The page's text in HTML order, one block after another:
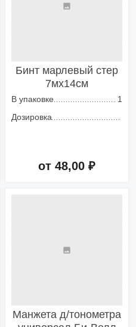
Бинт марлевый стер
7мх14см
В упаковке
1
Дозировка
от 48,00 ₽
Манжета д/тонометра